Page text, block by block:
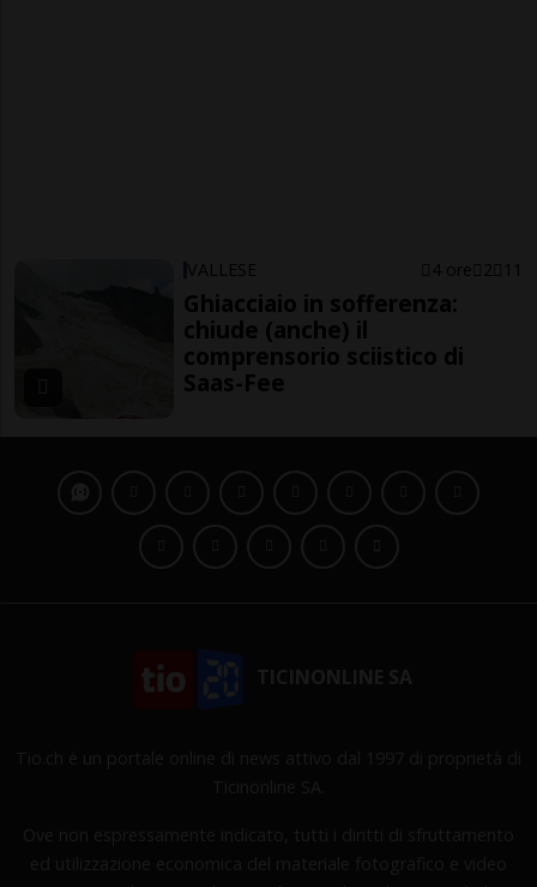
VALLESE 4 ore 2 11
Ghiacciaio in sofferenza:
chiude (anche) il
comprensorio sciistico di
Saas-Fee